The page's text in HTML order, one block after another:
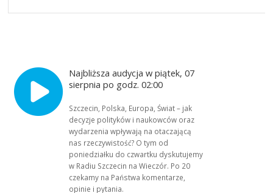
Najbliższa audycja w piątek, 07
sierpnia po godz. 02:00
Szczecin, Polska, Europa, Świat – jak
decyzje polityków i naukowców oraz
wydarzenia wpływają na otaczającą
nas rzeczywistość? O tym od
poniedziałku do czwartku dyskutujemy
w Radiu Szczecin na Wieczór. Po 20
czekamy na Państwa komentarze,
opinie i pytania.